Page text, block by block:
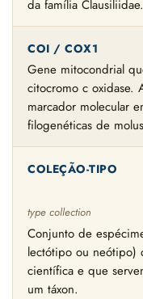
da família Clausiliidae.
COI / COX1
Gene mitocondrial
citocromo c oxidase.
marcador molecular
filogenéticas de
COLEÇÃO-TIPO
type collection
Conjunto de
lectótipo ou neótipo)
científica e que
um táxon.